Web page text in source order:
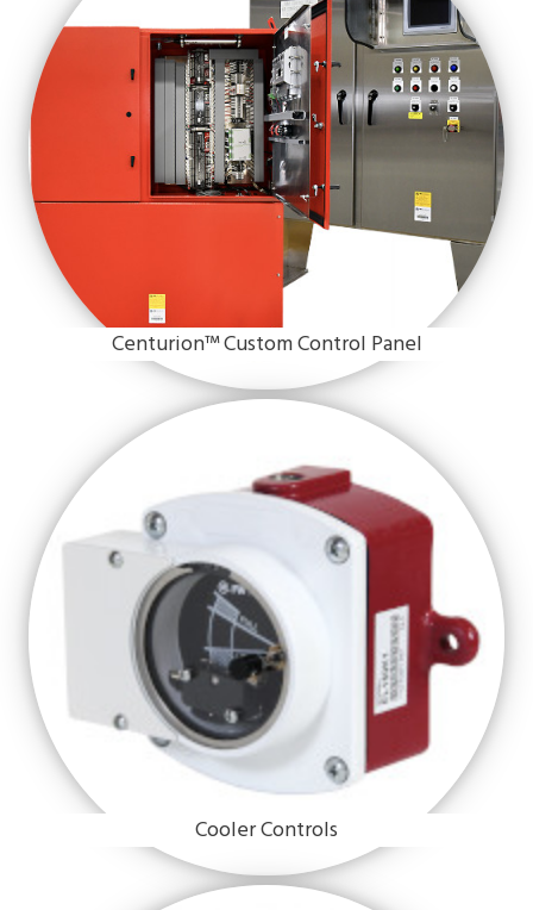
Centurion™ Custom Control Panel
Cooler Controls